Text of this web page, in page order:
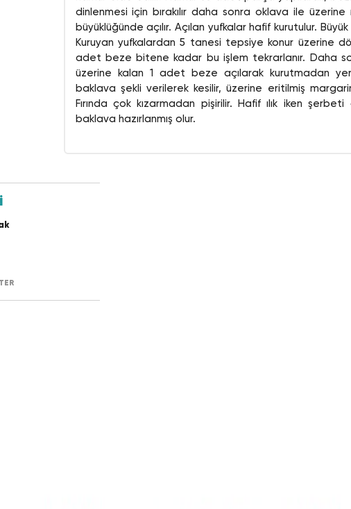
dinlenmesi için bırakılır daha sonra oklava ile
büyüklüğünde açılır. Açılan yufkalar hafif kurutulur.
Kuruyan yufkalardan 5 tanesi tepsiye konur üzerine
adet beze bitene kadar bu işlem tekrarlanır. Daha
üzerine kalan 1 adet beze açılarak kurutmadan
baklava şekli verilerek kesilir, üzerine eritilmiş margarin
Fırında çok kızarmadan pişirilir. Hafif ılık iken
baklava hazırlanmış olur.